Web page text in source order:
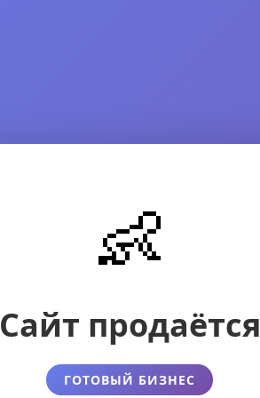
👶
Сайт продаётся
ГОТОВЫЙ БИЗНЕС